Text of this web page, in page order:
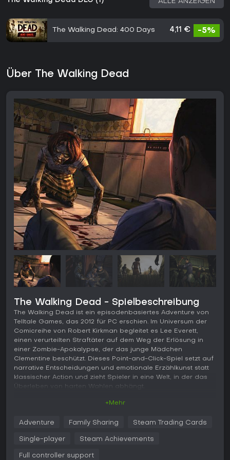
ALLE ANZEIGEN
The Walking Dead: 400 Days 4,11 € -5%
Über The Walking Dead
The Walking Dead - Spielbeschreibung
The Walking Dead ist ein episodenbasiertes Adventure von
Telltale Games, das 2012 für PC erschien. Im Universum der
Comicreihe von Robert Kirkman begleitet es Lee Everett,
einen verurteilten Straftäter auf dem Weg der Erlösung in
einer Zombie-Apokalypse, der das junge Mädchen
Clementine beschützt. Dieses Point-and-Click-Spiel setzt auf
narrative Entscheidungen und emotionale Erzählkunst statt
klassischer Action und zieht Spieler in eine Welt, in der das
Überleben von harten Wahlen abhängt.
Mechaniken: Spieler erkunden Umgebungen, interagieren mit
Objekten und lösen einfache Rätsel, um die Story
formen Beziehungen sowie Ausgänge durch zeitlich
+Mehr
Adventure Family Sharing Steam Trading Cards
Single-player Steam Achievements
Full controller support